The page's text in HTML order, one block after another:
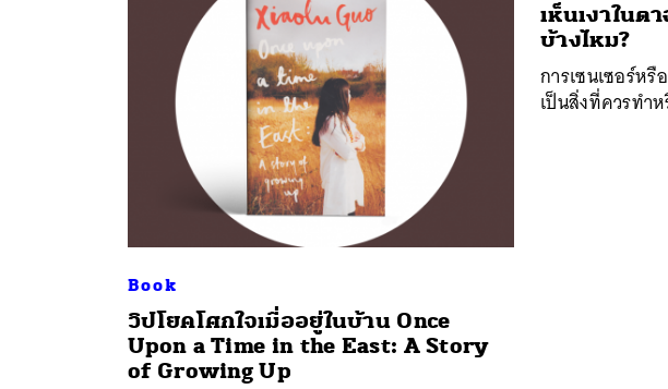
Book
วิปโยคโศกใจเมื่ออยู่ในบ้าน Once
Upon a Time in the East: A Story
of Growing Up
เห็นเงาในต
บ้างไหม?
การเซนเซอร์ห
เป็นสิ่งที่ควรทำ